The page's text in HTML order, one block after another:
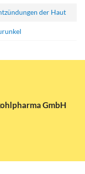
der Haut
GmbH